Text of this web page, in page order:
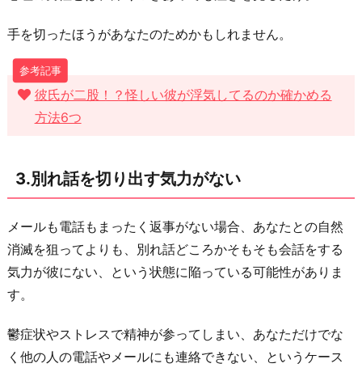
た
6.
わ
よ
く
キ
ー
し
た
い
わ
り
手を切ったほうがあなたのためかもしれません。
彼氏が二股！？怪しい彼が浮気してるのか確かめる
方法6つ
3.別れ話を切り出す気力がない
メールも電話もまったく返事がない場合、あなたとの自然
消滅を狙ってよりも、別れ話どころかそもそも会話をする
気力が彼にない、という状態に陥っている可能性がありま
す。
鬱症状やストレスで精神が参ってしまい、あなただけでな
く他の人の電話やメールにも連絡できない、というケース